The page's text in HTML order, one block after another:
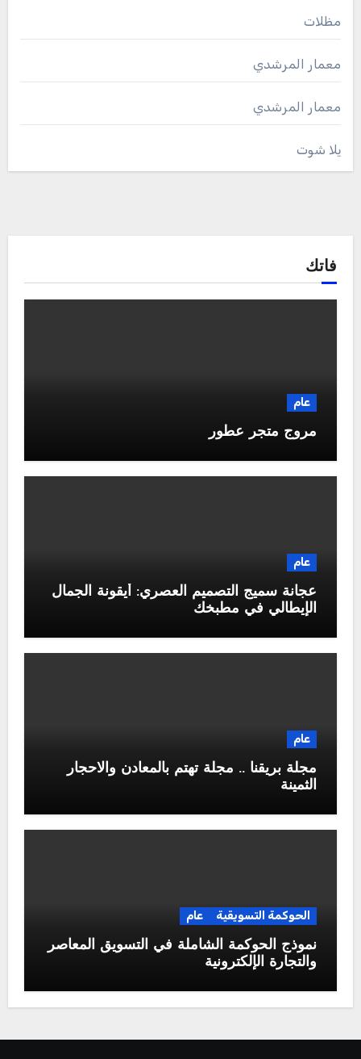
مظلات
معمار المرشدي
معمار المرشدي
يلا شوت
فاتك
عام
مروج متجر عطور
عام
عجانة سميج التصميم العصري: أيقونة الجمال
الإيطالي في مطبخك
عام
مجلة بريقنا .. مجلة تهتم بالمعادن والاحجار
الثمينة
الحوكمة التسويقية عام
نموذج الحوكمة الشاملة في التسويق المعاصر
والتجارة الإلكترونية